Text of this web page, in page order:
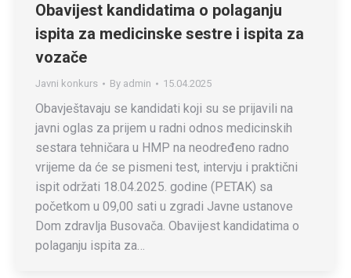
Obavijest kandidatima o polaganju
ispita za medicinske sestre i ispita za
vozače
Javni konkurs By admin 15.04.2025
Obavještavaju se kandidati koji su se prijavili na
javni oglas za prijem u radni odnos medicinskih
sestara tehničara u HMP na neodređeno radno
vrijeme da će se pismeni test, intervju i praktični
ispit održati 18.04.2025. godine (PETAK) sa
početkom u 09,00 sati u zgradi Javne ustanove
Dom zdravlja Busovača. Obavijest kandidatima o
polaganju ispita za…